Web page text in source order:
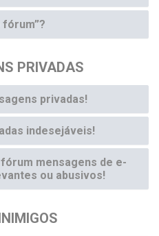
fórum”?
PRIVADAS
privadas!
indesejáveis!
mensagens de e-
ou abusivos!